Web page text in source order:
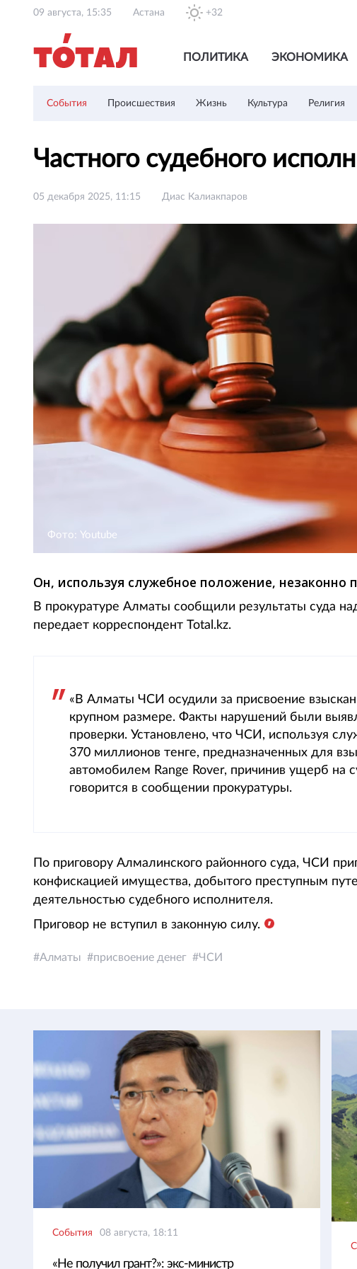
09 августа, 15:35 Астана +32
ПОЛИТИКА ЭКОНОМИКА
События Происшествия Жизнь Культура Религия
Частного судебного
05 декабря 2025, 11:15 Диас Калиакпаров
Фото: Youtube
Он, используя служебное положение, незаконно
В прокуратуре Алматы сообщили результаты суда
передает корреспондент Total.kz.
«В Алматы ЧСИ осудили за присвоение
крупном размере. Факты нарушений были
проверки. Установлено, что ЧСИ, используя
370 миллионов тенге, предназначенных для
автомобилем Range Rover, причинив ущерб на
говорится в сообщении прокуратуры.
По приговору Алмалинского районного суда, ЧСИ
конфискацией имущества, добытого преступным
деятельностью судебного исполнителя.
Приговор не вступил в законную силу.
Алматы присвоение денег ЧСИ
События 08 августа, 18:11
«Не получил грант?»: экс-министр